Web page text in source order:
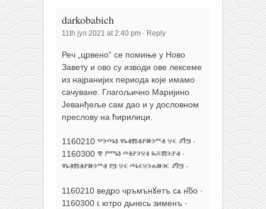
darkobabich
11th јул 2021 at 2:40 pm · Reply
Реч „црвено“ се помиње у Ново
Завету и ово су изводи ове лексеме
из најранијих периода које имамо
сачуване. Глагољично Маријино
Јеванђеље сам дао и у дословном
преслову на ћирилици.
1160210 ⰲⰵⰴⱃⱁ ⱍⱃⱏⰿⱏⱀⱆⰵⱅⱏ ⱄⱔ ⱀ҃ⰱⱁ ·
1160300 ⰺ ⱓⱅⱃⱁ ⰴⱐⱀⰵⱄⱐ ⰸⰻⰿⰵⱀⱏ ·
ⱍⱃⱏⰿⱏⱀⱆⰵⱅⱏ ⰱⱁ ⱄⱔ ⰴⱃⱔⱄⰵⰾⱆⱗ ⱀ҃ⰱⱁ ·
1160210 ведро чръмънꙋетъ сѧ н҃бо ·
1160300 ꙇ ютро дьнесь зименъ ·